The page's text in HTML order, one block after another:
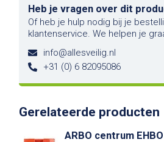
Heb je vragen over dit
Of heb je hulp nodig bij je
klantenservice. We helpen je
info@allesveilig.nl
+31 (0) 6 82095086
Gerelateerde producten
ARBO centrum